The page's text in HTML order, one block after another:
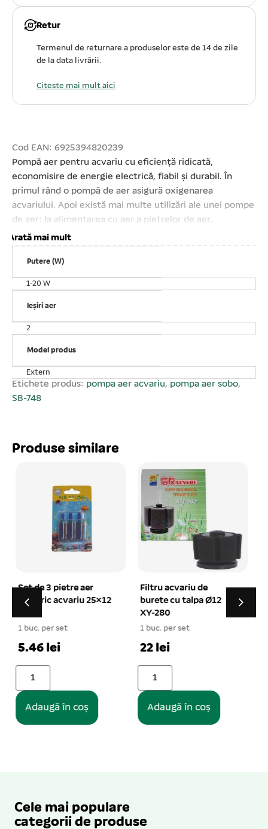
Retur
Termenul de returnare a produselor este de 14 de zile
de la data livrării.
Citeste mai mult aici
Cod EAN: 6925394820239
Pompă aer pentru acvariu cu eficiență ridicată,
economisire de energie electrică, fiabil și durabil. În
primul rând o pompă de aer asigură oxigenarea
acvariului. Apoi există mai multe utilizări ale unei pompe
de aer: la alimentarea cu aer a pietrelor de aer,
perdelelor de aer, diverse decoruri, crearea unor curenți
de apă în acvariu. Motor electric cu performanțe
excelente, un consum redus de energie electrică și o
funcționare foarte silențioasă datorită unui sistem de
labirint intern ce reduce semnificativ orice zgomot. Se
așează în exterior, de preferință peste nivelul apei.
Pentru o funcționare mai silențioasă și fără vibrații
așezați pe un suport elastic din cauciuc sau pâslă. Cu
instalația de pulverizare a aerului se cuplează cu un
furtun de plastic. Ușor de utilizat. Debit de aer ajustabil.
Putere consumată: 8 W. Debit de aer: 2*1, 75 L/min.
Numărul ieșirilor de aer: 2 ieșiri. AC 220 V.
Arată mai mult
Putere (W)
1-20 W
Ieșiri aer
2
Model produs
Extern
Etichete produs: pompa aer acvariu, pompa aer sobo,
SB-748
Produse similare
Filtru acvariu de
burete cu talpa Ø12
1 buc. per set
22 lei
Adaugă în coș
Lampa acvariu
exterior cu LED COB-
400 12 W
1 buc. per set
86.54 lei
Cele mai populare
categorii de produse